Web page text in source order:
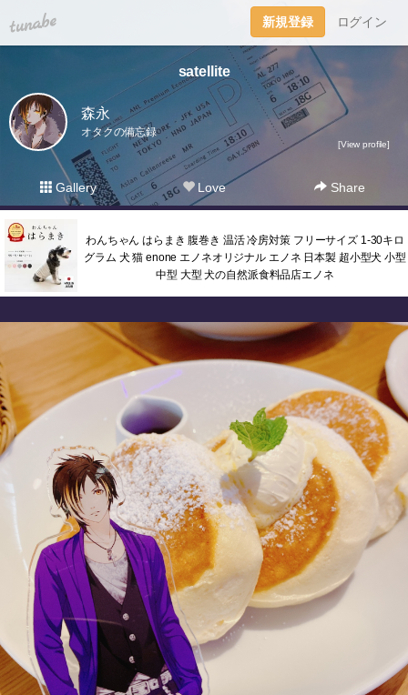
tuna.be 新規登録 ログイン
satellite
森永
オタクの備忘録
[View profile]
Gallery Love Share
わんちゃん はらまき 腹巻き 温活 冷房対策 フリーサイズ 1-30キロ
グラム 犬 猫 enone エノネオリジナル エノネ 日本製 超小型犬 小型
中型 大型 犬の自然派食料品店エノネ